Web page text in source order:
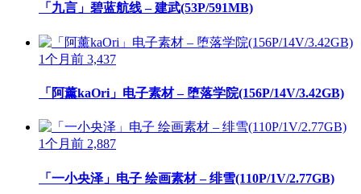
「九言」碧蓝航线 – 建武(53P/591MB)
1个月前 3,437
「阿薰kaOri」电子素材 – 堕落学院(156P/14V/3.42GB)
1个月前 2,887
「一小央泽」电子 绘画素材 – 绯雪(110P/1V/2.77GB)